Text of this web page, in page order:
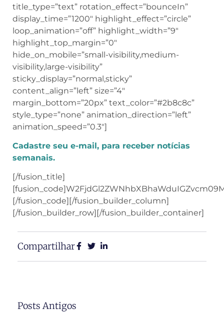
title_type=”text” rotation_effect=”bounceIn”
display_time=”1200″ highlight_effect=”circle”
loop_animation=”off” highlight_width=”9″
highlight_top_margin=”0″
hide_on_mobile=”small-visibility,medium-
visibility,large-visibility”
sticky_display=”normal,sticky”
content_align=”left” size=”4″
margin_bottom=”20px” text_color=”#2b8c8c”
style_type=”none” animation_direction=”left”
animation_speed=”0.3″]
Cadastre seu e-mail, para receber notícias
semanais.
[/fusion_title]
[/fusion_code][/fusion_builder_column]
[/fusion_builder_row][/fusion_builder_container]
Compartilhar
Posts Antigos